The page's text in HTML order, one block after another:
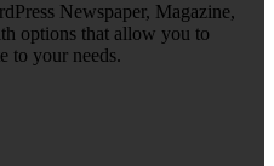
Newspaper, Magazine,
options that allow you to
to your needs.